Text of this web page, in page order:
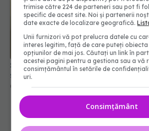
Șeful CNAS, mesaj după revolta
sănătate, timpul se măsoară în
04 aug 2026, 10:10
trimise către 224 de parteneri sau pot fi
specific de acest site. Noi și partenerii
date exacte de localizare geografică.
Unii furnizori vă pot prelucra datele cu
interes legitim, față de care puteți
opțiunilor de mai jos. Căutați un link în
acestei pagini pentru a gestiona sau a vă
consimțământul în setările de
uri.
Consimțământ